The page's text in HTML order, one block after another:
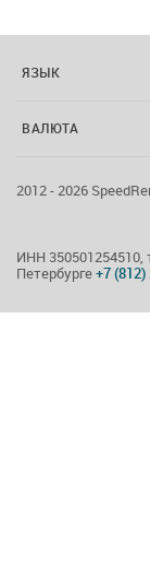
ЯЗЫК
ВАЛЮТА
2012 - 2026
ИНН 350501254510,
Петербурге+7